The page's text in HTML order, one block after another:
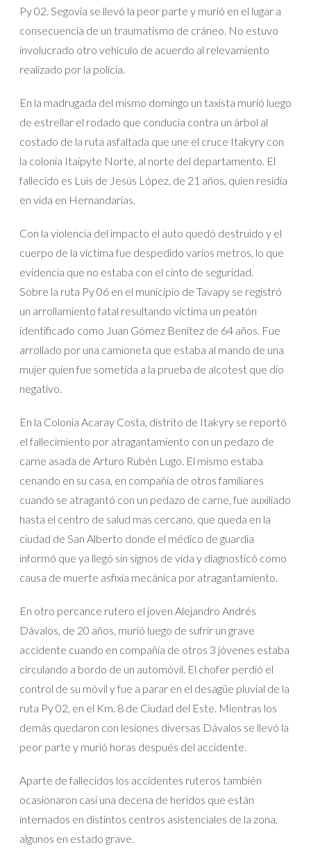
Py 02. Segovia se llevó la peor parte y murió en el lugar a
consecuencia de un traumatismo de cráneo. No estuvo
involucrado otro vehículo de acuerdo al relevamiento
realizado por la policía.
En la madrugada del mismo domingo un taxista murió luego
de estrellar el rodado que conducía contra un árbol al
costado de la ruta asfaltada que une el cruce Itakyry con
la colonia Itaipyte Norte, al norte del departamento. El
fallecido es Luis de Jesús López, de 21 años, quien residía
en vida en Hernandarias.
Con la violencia del impacto el auto quedó destruido y el
cuerpo de la víctima fue despedido varios metros, lo que
evidencia que no estaba con el cinto de seguridad.
Sobre la ruta Py 06 en el municipio de Tavapy se registró
un arrollamiento fatal resultando víctima un peatón
identificado como Juan Gómez Benítez de 64 años. Fue
arrollado por una camioneta que estaba al mando de una
mujer quien fue sometida a la prueba de alcotest que dio
negativo.
En la Colonia Acaray Costa, distrito de Itakyry se reportó
el fallecimiento por atragantamiento con un pedazo de
carne asada de Arturo Rubén Lugo. El mismo estaba
cenando en su casa, en compañía de otros familiares
cuando se atragantó con un pedazo de carne, fue auxiliado
hasta el centro de salud mas cercano, que queda en la
ciudad de San Alberto donde el médico de guardia
informó que ya llegó sin signos de vida y diagnosticó como
causa de muerte asfixia mecánica por atragantamiento.
En otro percance rutero el joven Alejandro Andrés
Dávalos, de 20 años, murió luego de sufrir un grave
accidente cuando en compañía de otros 3 jóvenes estaba
circulando a bordo de un automóvil. El chofer perdió el
control de su móvil y fue a parar en el desagüe pluvial de la
ruta Py 02, en el Km. 8 de Ciudad del Este. Mientras los
demás quedaron con lesiones diversas Dávalos se llevó la
peor parte y murió horas después del accidente.
Aparte de fallecidos los accidentes ruteros también
ocasionaron casi una decena de heridos que están
internados en distintos centros asistenciales de la zona,
algunos en estado grave.